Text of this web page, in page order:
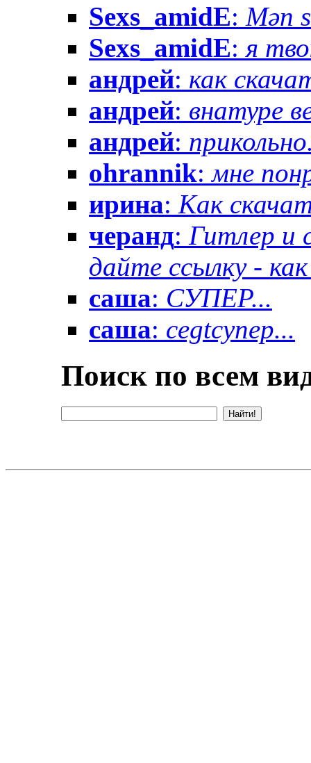
Sexs_amidE: Mən
Sexs_amidE: я
андрей: как
андрей: внатуре
андрей:
ohrannik:мне
ирина: Как
черанд: Гитлер и
дайте ссылку -
саша: СУПЕР...
саша: cegtсупер...
Поиск по всем